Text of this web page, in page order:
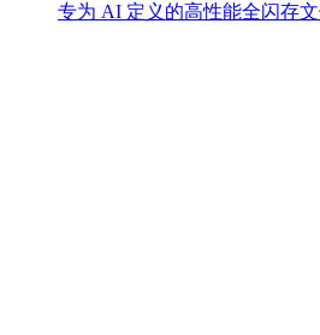
专为 AI 定义的高性能全闪存